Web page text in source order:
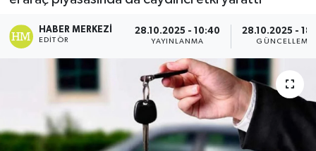
HABER MERKEZI
EDITÖR
28.10.2025 - 10:40
YAYINLANMA
28.10.2025 -
GÜNCELLEME
Haber Arşivi